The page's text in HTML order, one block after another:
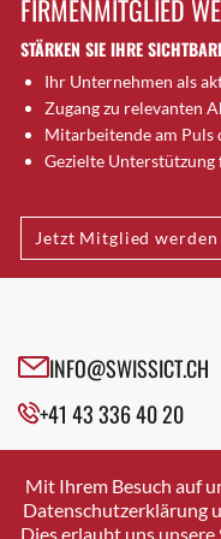
Brugg AG
Brütten
Bubendorf
Bubikon
Buchs (SG)
Bäretswil
Bülach
Cazis
Crissier
Davos Platz
Dierikon
Dietikon
FIRMENMITGLIED
STÄRKEN SIE IHRE
Ihr Unternehmen als
Zugang zu relevanten
Mitarbeitende am Puls
Gezielte
Jetzt Mitglied werden
INFO@SWISSICT.CH
+41 43 336 40 20
SWISSICT
VULKANSTRASSE 120
8048 ZURICH
Mit Ihrem Besuch auf
Datenschutzerklärung
Dies erlaubt uns unsere